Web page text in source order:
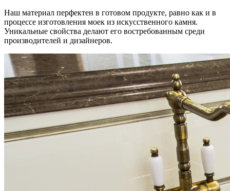
Наш материал перфектен в готовом продукте, равно как и в
процессе изготовления моек из искусственного камня.
Уникальные свойства делают его востребованным среди
производителей и дизайнеров.